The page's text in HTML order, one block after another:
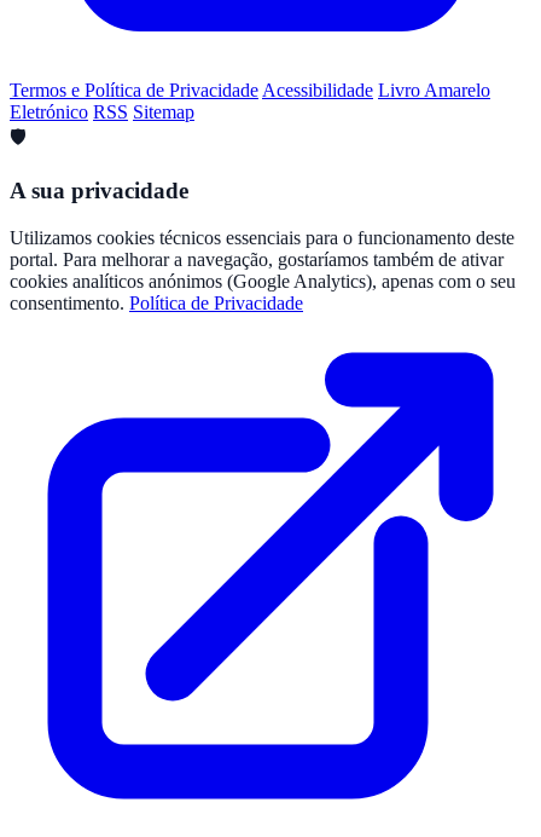
Termos e Política de Privacidade Acessibilidade Livro Amarelo
Eletrónico RSS Sitemap
🛡️
A sua privacidade
Utilizamos cookies técnicos essenciais para o funcionamento deste
portal. Para melhorar a navegação, gostaríamos também de ativar
cookies analíticos anónimos (Google Analytics), apenas com o seu
consentimento. Política de Privacidade